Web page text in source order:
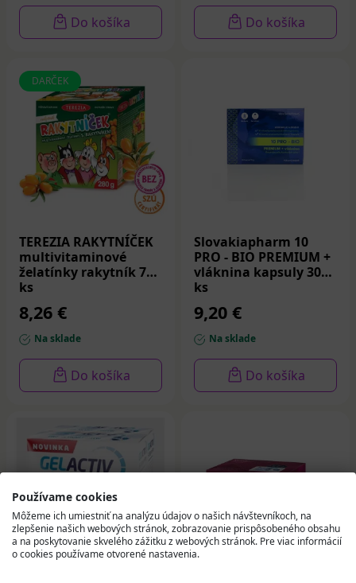
Do košíka Do košíka
DARČEK
TEREZIA RAKYTNÍČEK
multivitaminové
želatínky rakytník 70
ks
8,26 €
Na sklade
Do košíka
Slovakiapharm 10
PRO - BIO PREMIUM +
vláknina kapsuly 30
ks
9,20 €
Na sklade
Do košíka
Používame cookies
Môžeme ich umiestniť na analýzu údajov o našich návštevníkoch, na
zlepšenie našich webových stránok, zobrazovanie prispôsobeného obsahu
a na poskytovanie skvelého zážitku z webových stránok. Pre viac informácií
o cookies používame otvorené nastavenia.